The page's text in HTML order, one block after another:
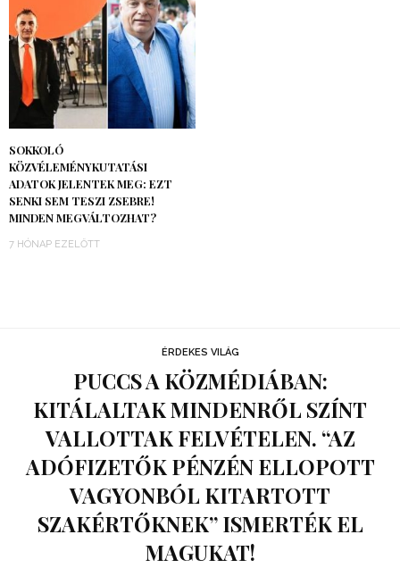
SOKKOLÓ
KÖZVÉLEMÉNYKUTATÁSI
ADATOK JELENTEK MEG: EZT
SENKI SEM TESZI ZSEBRE!
MINDEN MEGVÁLTOZHAT?
7 HÓNAP EZELŐTT
ÉRDEKES VILÁG
PUCCS A KÖZMÉDIÁBAN:
KITÁLALTAK MINDENRŐL SZÍNT
VALLOTTAK FELVÉTELEN. “AZ
ADÓFIZETŐK PÉNZÉN ELLOPOTT
VAGYONBÓL KITARTOTT
SZAKÉRTŐKNEK” ISMERTÉK EL
MAGUKAT!